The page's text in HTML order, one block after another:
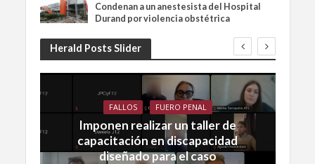
Condenan a un anestesista del Hospital
Durand por violencia obstétrica
Herald Posts Slider
FALLOS FUERO PENAL
Imponen realizar un taller de
capacitación en discapacidad
diseñado para el caso